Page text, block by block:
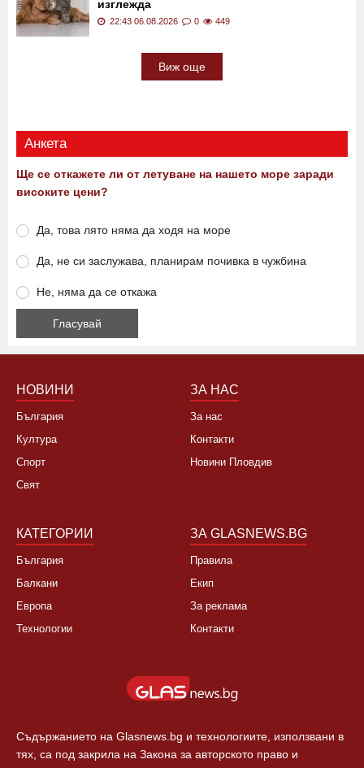
изглежда
22:43 06.08.2026 0 449
Виж още
Анкета
Ще се откажете ли от летуване на нашето море заради
високите цени?
Да, това лято няма да ходя на море
Да, не си заслужава, планирам почивка в чужбина
Не, няма да се откажа
НОВИНИ
България
Култура
Спорт
Свят
ЗА НАС
За нас
Контакти
Новини Пловдив
КАТЕГОРИИ
България
Балкани
Европа
Технологии
ЗА GLASNEWS.BG
Правила
Екип
За реклама
Контакти
Съдържанието на Glasnews.bg и технологиите, използвани в
тях, са под закрила на Закона за авторското право и